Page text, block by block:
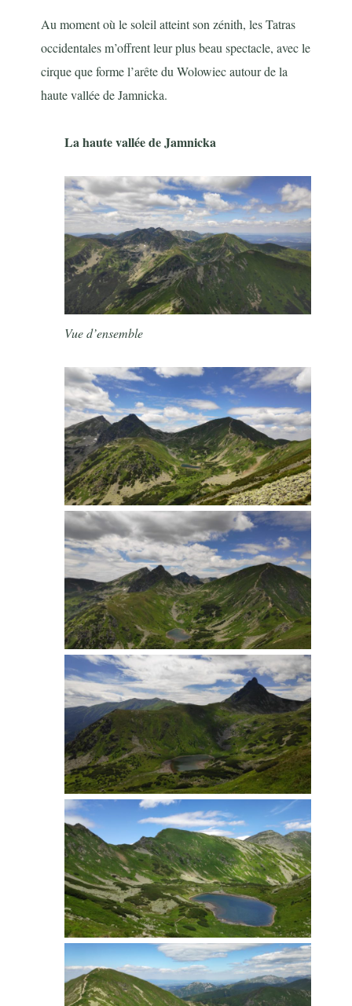
Au moment où le soleil atteint son zénith, les Tatras
occidentales m’offrent leur plus beau spectacle, avec le
cirque que forme l’arête du Wolowiec autour de la
haute vallée de Jamnicka.
La haute vallée de Jamnicka
Vue d’ensemble